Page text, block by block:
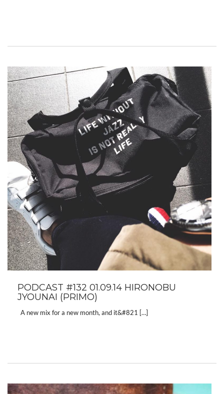
PODCAST #132 01.09.14 HIRONOBU
JYOUNAI (PRIMO)
A new mix for a new month, and it&#821 […]